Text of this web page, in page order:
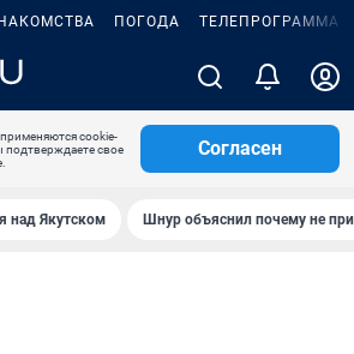
ПОГОДА ТЕЛЕПРОГРАММА
cookie-
подтверждаете свое
Согласен
над Якутском Шнур объяснил почему не